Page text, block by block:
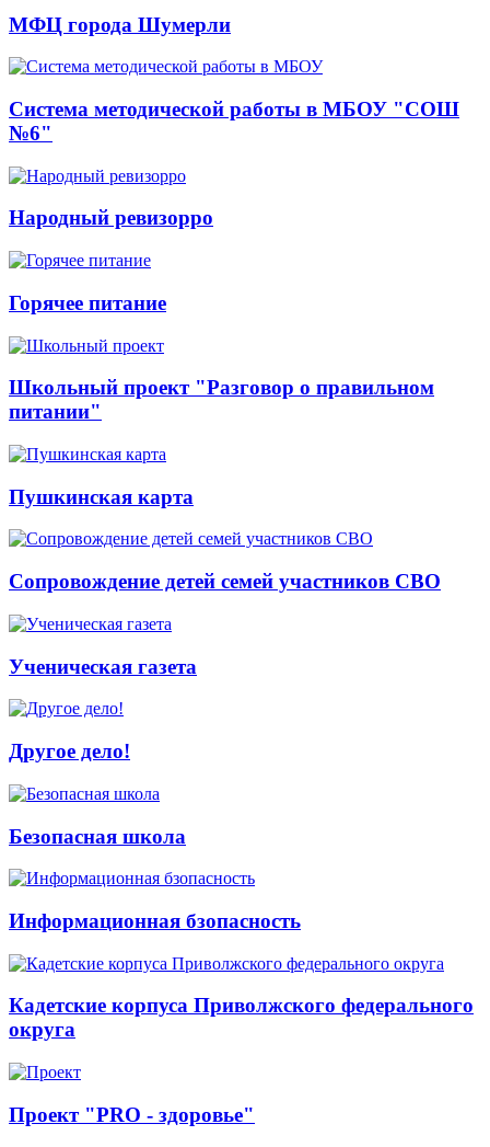
МФЦ города Шумерли
Система методической работы в МБОУ "СОШ
№6"
Народный ревизорро
Горячее питание
Школьный проект "Разговор о правильном
питании"
Пушкинская карта
Сопровождение детей семей участников СВО
Ученическая газета
Другое дело!
Безопасная школа
Информационная бзопасность
Кадетские корпуса Приволжского федерального
округа
Проект "PRO - здоровье"